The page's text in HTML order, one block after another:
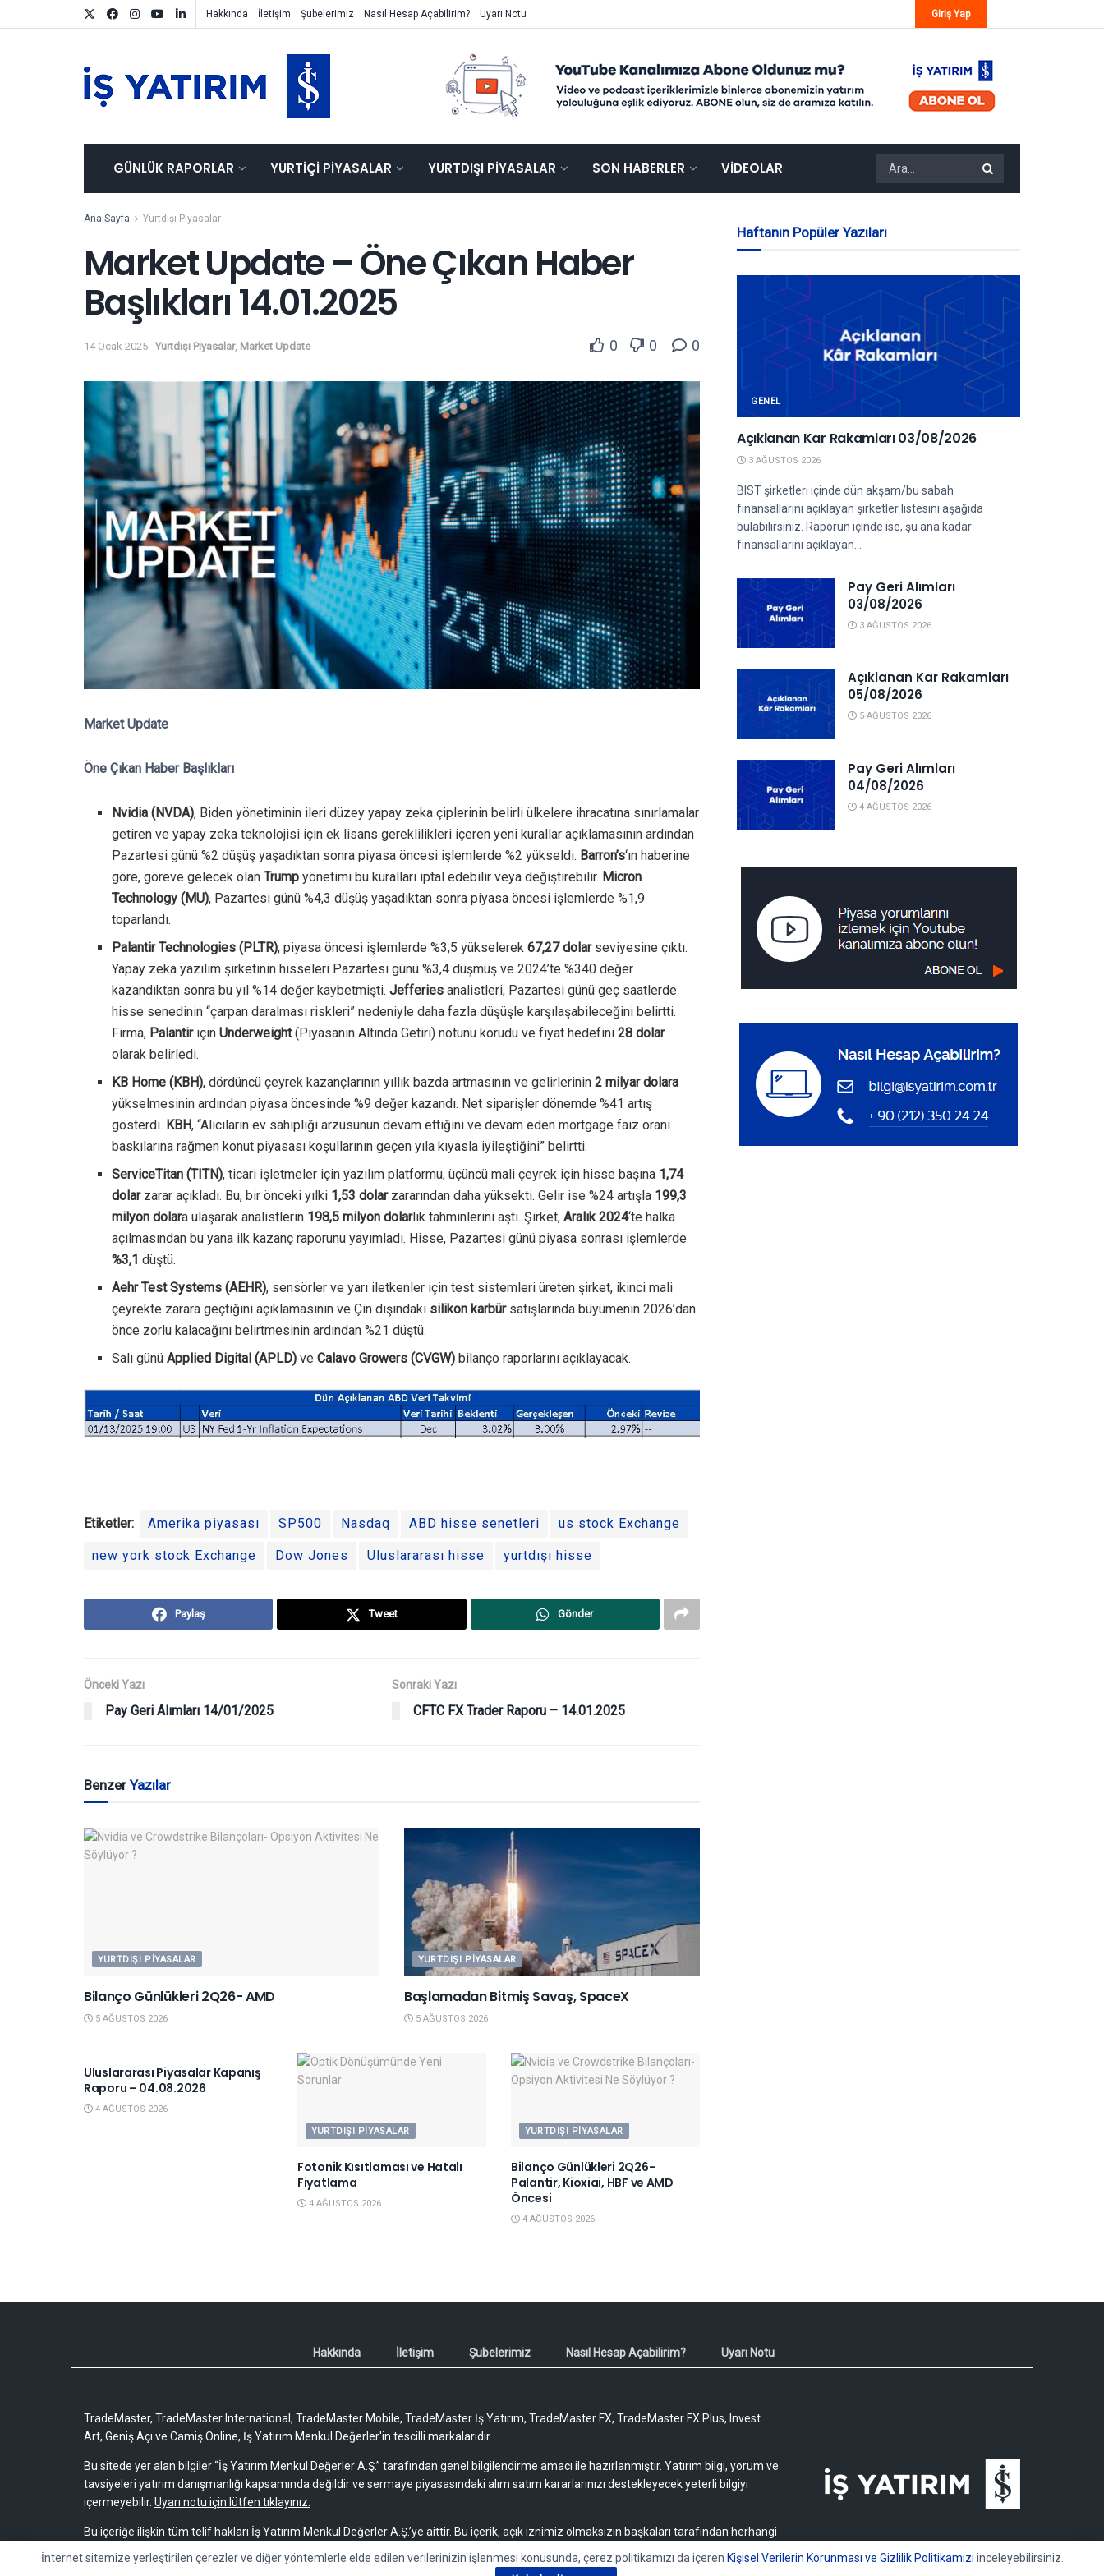
Hakkında İletişim Şubelerimiz Nasıl Hesap Açabilirim? Uyarı Notu Giriş Yap
GÜNLÜK RAPORLAR YURTIÇI PIYASALAR YURTDIŞI PIYASALAR SON HABERLER VIDEOLAR
Ana Sayfa Yurtdışı Piyasalar
Market Update – Öne Çıkan Haber
Başlıkları 14.01.2025
14 Ocak 2025 Yurtdışı Piyasalar, Market Update 0 0 0
Market Update
Öne Çıkan Haber Başlıkları
Nvidia (NVDA), Biden yönetiminin ileri düzey yapay zeka çiplerinin belirli ülkelere ihracatına sınırlamalar
getiren ve yapay zeka teknolojisi için ek lisans gereklilikleri içeren yeni kurallar açıklamasının ardından
Pazartesi günü %2 düşüş yaşadıktan sonra piyasa öncesi işlemlerde %2 yükseldi. Barron’s‘ın haberine
göre, göreve gelecek olanTrump yönetimi bu kuralları iptal edebilir veya değiştirebilir. Micron
Technology (MU), Pazartesi günü %4,3 düşüş yaşadıktan sonra piyasa öncesi işlemlerde %1,9
toparlandı.
Palantir Technologies (PLTR), piyasa öncesi işlemlerde %3,5 yükselerek67,27 dolarseviyesine çıktı.
Yapay zeka yazılım şirketinin hisseleri Pazartesi günü %3,4 düşmüş ve 2024’te %340 değer
kazandıktan sonra bu yıl %14 değer kaybetmişti.Jefferies analistleri, Pazartesi günü geç saatlerde
hisse senedinin “çarpan daralması riskleri” nedeniyle daha fazla düşüşle karşılaşabileceğini belirtti.
Firma, PalantiriçinUnderweight(Piyasanın Altında Getiri) notunu korudu ve fiyat hedefini28 dolar
olarak belirledi.
KB Home (KBH), dördüncü çeyrek kazançlarının yıllık bazda artmasının ve gelirlerinin2 milyar dolara
yükselmesinin ardından piyasa öncesinde %9 değer kazandı. Net siparişler dönemde %41 artış
gösterdi. KBH, “Alıcıların ev sahipliği arzusunun devam ettiğini ve devam eden mortgage faiz oranı
baskılarına rağmen konut piyasası koşullarının geçen yıla kıyasla iyileştiğini” belirtti.
ServiceTitan (TITN), ticari işletmeler için yazılım platformu, üçüncü mali çeyrek için hisse başına 1,74
dolarzarar açıkladı. Bu, bir önceki yılki 1,53 dolarzararından daha yüksekti. Gelir ise %24 artışla 199,3
milyon dolara ulaşarak analistlerin 198,5 milyon dolarlık tahminlerini aştı. Şirket,Aralık 2024‘te halka
açılmasından bu yana ilk kazanç raporunu yayımladı. Hisse, Pazartesi günü piyasa sonrası işlemlerde
%3,1 düştü.
Aehr Test Systems (AEHR), sensörler ve yarı iletkenler için test sistemleri üreten şirket, ikinci mali
çeyrekte zarara geçtiğini açıklamasının ve Çin dışındaki silikon karbürsatışlarında büyümenin 2026’dan
önce zorlu kalacağını belirtmesinin ardından %21 düştü.
Salı günüApplied Digital (APLD) veCalavo Growers (CVGW) bilanço raporlarını açıklayacak.
Etiketler: Amerika piyasası SP500 Nasdaq ABD hisse senetleri us stock Exchange
new york stock Exchange Dow Jones Uluslararası hisse yurtdışı hisse
Paylaş Tweet Gönder
Önceki Yazı
Pay Geri Alımları 14/01/2025
Sonraki Yazı
CFTC FX Trader Raporu – 14.01.2025
BenzerYazılar
YURTDIŞI PIYASALAR
Bilanço Günlükleri 2Q26- AMD
5 AĞUSTOS 2026
YURTDIŞI PIYASALAR
Başlamadan Bitmiş Savaş, SpaceX
5 AĞUSTOS 2026
Uluslararası Piyasalar Kapanış
Raporu – 04.08.2026
4 AĞUSTOS 2026
YURTDIŞI PIYASALAR
Fotonik Kısıtlaması ve Hatalı
Fiyatlama
4 AĞUSTOS 2026
YURTDIŞI PIYASALAR
Bilanço Günlükleri 2Q26-
Palantir, Kioxiai, HBF ve AMD
Öncesi
4 AĞUSTOS 2026
Haftanın Popüler Yazıları
GENEL
Açıklanan Kar Rakamları 03/08/2026
3 AĞUSTOS 2026
BIST şirketleri içinde dün akşam/bu sabah
finansallarını açıklayan şirketler listesini aşağıda
bulabilirsiniz. Raporun içinde ise, şu ana kadar
finansallarını açıklayan...
Pay Geri Alımları
03/08/2026
3 AĞUSTOS 2026
Açıklanan Kar Rakamları
05/08/2026
5 AĞUSTOS 2026
Pay Geri Alımları
04/08/2026
4 AĞUSTOS 2026
Hakkında İletişim Şubelerimiz Nasıl Hesap Açabilirim? Uyarı Notu
TradeMaster, TradeMaster International, TradeMaster Mobile, TradeMaster İş Yatırım, TradeMaster FX, TradeMaster FX Plus, Invest
Art, Geniş Açı ve Camiş Online, İş Yatırım Menkul Değerler'in tescilli markalarıdır.
Bu sitede yer alan bilgiler “İş Yatırım Menkul Değerler A.Ş.” tarafından genel bilgilendirme amacı ile hazırlanmıştır. Yatırım bilgi, yorum ve
tavsiyeleri yatırım danışmanlığı kapsamında değildir ve sermaye piyasasındaki alım satım kararlarınızı destekleyecek yeterli bilgiyi
içermeyebilir. Uyarı notu için lütfen tıklayınız.
Bu içeriğe ilişkin tüm telif hakları İş Yatırım Menkul Değerler A.Ş.’ye aittir. Bu içerik, açık iznimiz olmaksızın başkaları tarafından herhangi
bir amaçla, kısmen veya tamamen çoğaltılamaz, dağıtılamaz, yayımlanamaz veya değiştirilemez.
İnternet sitemize yerleştirilen çerezler ve diğer yöntemlerle elde edilen verilerinizin işlenmesi konusunda, çerez politikamızı da içeren Kişisel Verilerin Korunması ve Gizlilik Politikamızı inceleyebilirsiniz.